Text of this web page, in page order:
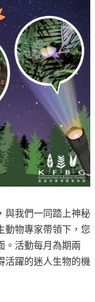
與我們一同踏上神秘
動物專家帶領下，您
。活動每月為期兩
活躍的迷人生物的機